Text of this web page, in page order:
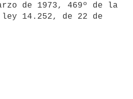
de 1973, 469º de la
14.252, de 22 de